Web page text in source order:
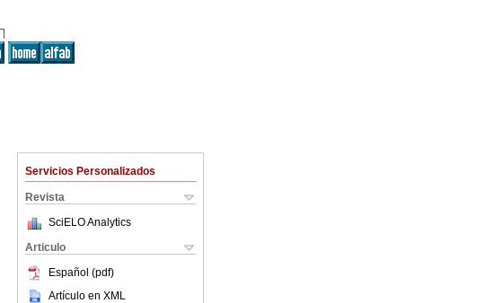
Servicios Personalizados
Revista
SciELO Analytics
Articulo
Español (pdf)
Artículo en XML